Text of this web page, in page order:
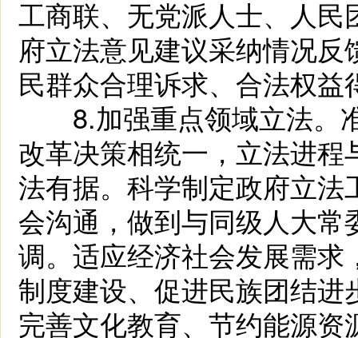
工商联、无党派人士、人
府立法意见建议采纳情况
民群众合理诉求、合法权益
8.加强重点领域立法。
改革决策相统一，立法进
法有据。科学制定政府立
会沟通，做到与同级人大
调。适应经济社会发展需求
制度建设、促进民族团结
完善文化教育、节约能源